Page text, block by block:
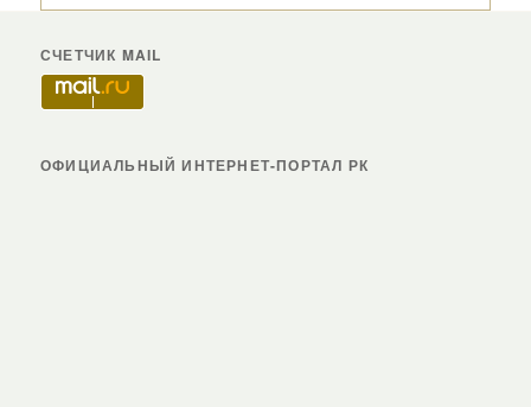
СЧЕТЧИК MAIL
ОФИЦИАЛЬНЫЙ ИНТЕРНЕТ-ПОРТАЛ РК